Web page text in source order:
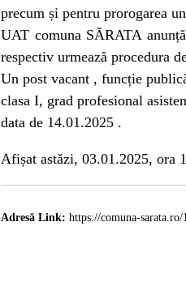
precum și pentru prorogarea
UAT comuna SĂRATA
respectiv urmează procedura
Un post vacant , funcție
clasa I, grad profesional
data de 14.01.2025 .
Afișat astăzi, 03.01.2025, ora
Adresă Link: https://comuna-